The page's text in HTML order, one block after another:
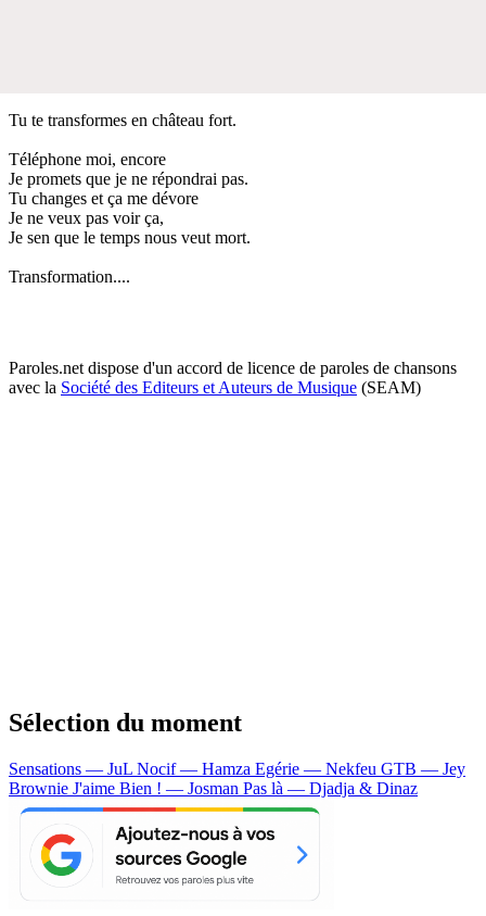
Tu te transformes en château fort.
Téléphone moi, encore
Je promets que je ne répondrai pas.
Tu changes et ça me dévore
Je ne veux pas voir ça,
Je sen que le temps nous veut mort.
Transformation....
Paroles.net dispose d'un accord de licence de paroles de chansons
avec la Société des Editeurs et Auteurs de Musique (SEAM)
Sélection du moment
Sensations — JuL Nocif — Hamza Egérie — Nekfeu GTB — Jey
Brownie J'aime Bien ! — Josman Pas là — Djadja & Dinaz